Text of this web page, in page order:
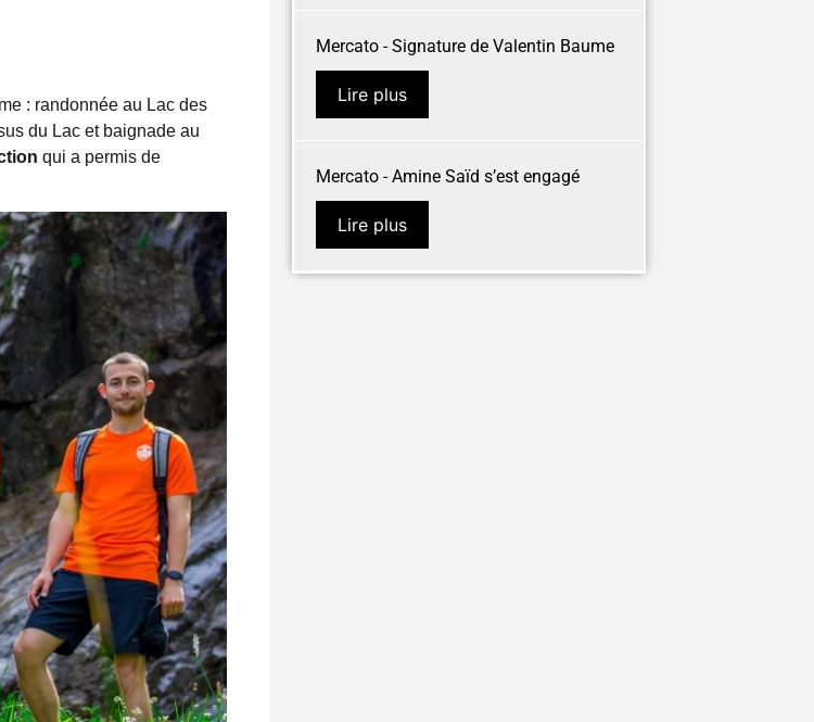
: randonnée au Lac des
du Lac et baignade au
qui a permis de
Mercato - Signature de Valentin Baume
Lire plus
Mercato - Amine Saïd s’est engagé
Lire plus